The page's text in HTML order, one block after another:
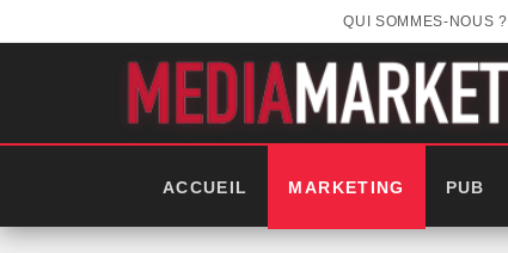
QUI SOMMES-NOUS ?
ACCUEIL MARKETING PUB